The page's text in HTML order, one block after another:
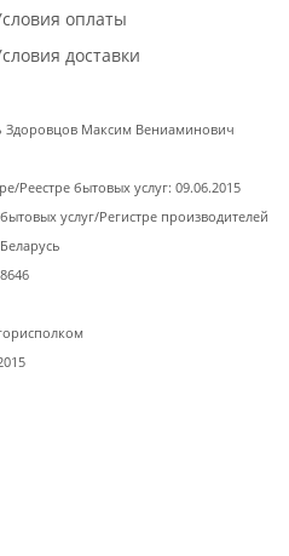
оплаты
доставки
Здоровцов Максим Вениаминович
Реестре бытовых услуг: 09.06.2015
услуг/Регистре производителей